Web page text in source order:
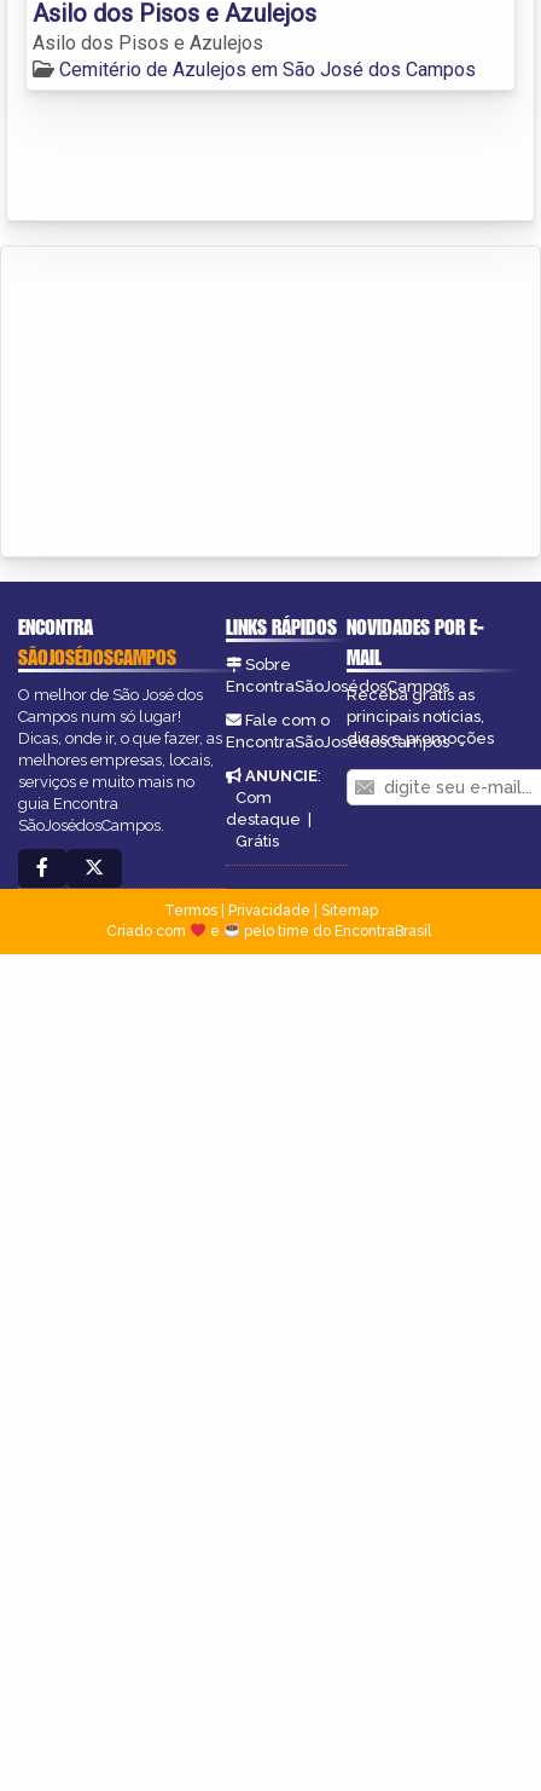
Asilo dos Pisos e Azulejos
Asilo dos Pisos e Azulejos
Cemitério de Azulejos em São José dos Campos
ENCONTRA
SÃOJOSÉDOSCAMPOS
O melhor de São José dos
Campos num só lugar!
Dicas, onde ir, o que fazer, as
melhores empresas, locais,
serviços e muito mais no
guia Encontra
SãoJosédosCampos.
LINKS RÁPIDOS
Sobre
EncontraSãoJosédosCampos
Fale com o
EncontraSãoJosédosCampos
ANUNCIE:
Com
destaque |
Grátis
NOVIDADES POR E-
MAIL
Receba grátis as
principais notícias,
dicas e promoções
Termos| Privacidade
Sitemap
Criado com
e pelo time do EncontraBrasil